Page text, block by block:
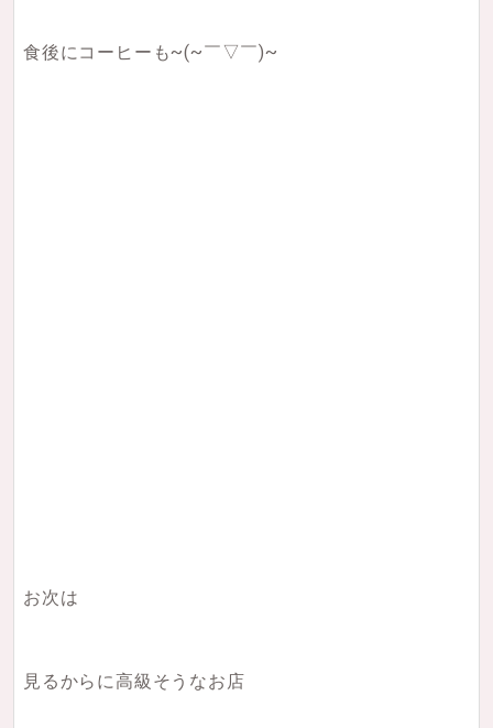
食後にコーヒーも~(~￣▽￣)~
お次は
見るからに高級そうなお店